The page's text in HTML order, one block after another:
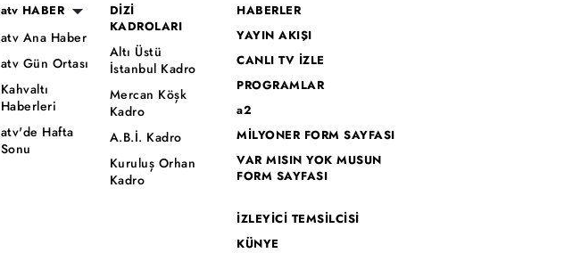
atv HABER
atv Ana Haber
atv Gün Ortası
Kahvaltı
Haberleri
atv'de Hafta
Sonu
DİZİ
KADROLARI
Altı Üstü
İstanbul Kadro
Mercan Köşk
Kadro
A.B.İ. Kadro
Kuruluş Orhan
Kadro
HABERLER
YAYIN AKIŞI
CANLI TV İZLE
PROGRAMLAR
a2
MİLYONER FORM SAYFASI
VAR MISIN YOK MUSUN
FORM SAYFASI
İZLEYİCİ TEMSİLCİSİ
KÜNYE